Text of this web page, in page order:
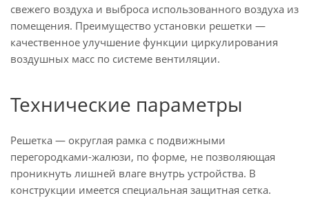
свежего воздуха и выброса использованного воздуха из
помещения. Преимущество установки решетки —
качественное улучшение функции циркулирования
воздушных масс по системе вентиляции.
Технические параметры
Решетка — округлая рамка с подвижными
перегородками-жалюзи, по форме, не позволяющая
проникнуть лишней влаге внутрь устройства. В
конструкции имеется специальная защитная сетка.